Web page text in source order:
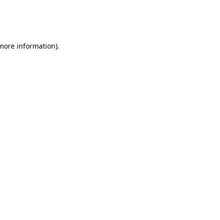
information).